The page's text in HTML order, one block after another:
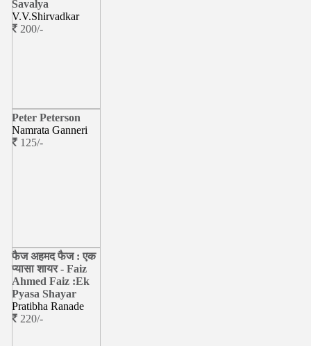
Savalya
V.V.Shirvadkar
200/-
Peter Peterson
Namrata Ganneri
125/-
फैज अहमद फैज : एक
प्यासा शायर - Faiz
Ahmed Faiz :Ek
Pyasa Shayar
Pratibha Ranade
220/-